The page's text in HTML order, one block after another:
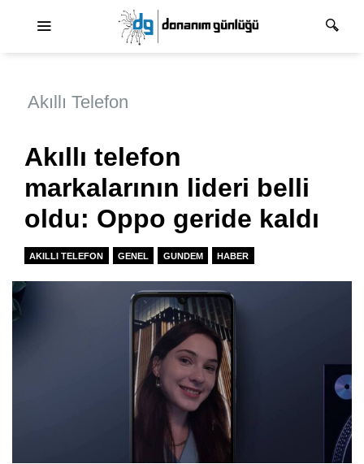
Akıllı Telefon
Akıllı telefon
markalarının lideri belli
oldu: Oppo geride kaldı
AKILLI TELEFON GENEL GUNDEM HABER